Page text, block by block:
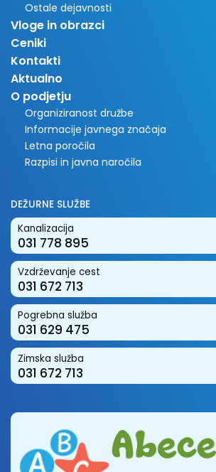
Ostale dejavnosti
Vloge in obrazci
Ceniki
Kontakti
Aktualno
O podjetju
Organiziranost družbe
Informacije javnega značaja
Letna poročila
Razpisi in javna naročila
DEŽURNE SLUŽBE
Kanalizacija
031 778 895
Vzdrževanje cest
031 672 713
Pogrebna služba
031 629 475
Zimska služba
031 672 713